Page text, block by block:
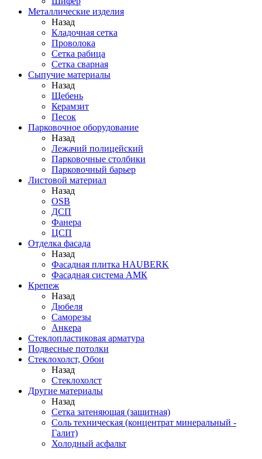
Металлические изделия
Назад
Кладочная сетка
Проволока
Сетка рабица
Сетка сварная
Сыпучие материалы
Назад
Щебень
Керамзит
Песок
Парковочное оборудование
Назад
Лежачий полицейский
Парковочные столбики
Парковочный барьер
Листовой материал
Назад
OSB
ДСП
Фанера
ЦСП
Отделка фасада
Назад
Фасадная плитка HAUBERK
Фасадная система АМК
Крепеж
Назад
Дюбеля
Саморезы
Анкера
Стеклопластиковая арматура
Подвесные потолки
Стеклохолст, Обои
Назад
Стеклохолст
Другие материалы
Назад
Сетка затеняющая (защитная)
Соль техническая (концентрат минеральный -
Галит)
Холодный асфальт